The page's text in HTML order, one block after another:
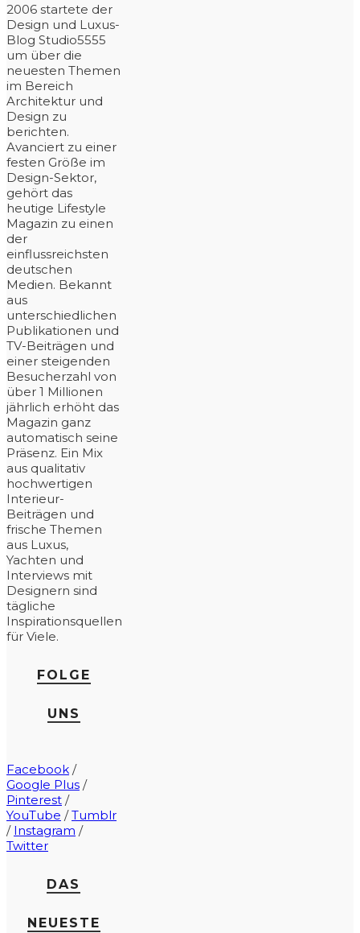
2006 startete der
Design und Luxus-
Blog Studio5555
um über die
neuesten Themen
im Bereich
Architektur und
Design zu
berichten.
Avanciert zu einer
festen Größe im
Design-Sektor,
gehört das
heutige Lifestyle
Magazin zu einen
der
einflussreichsten
deutschen
Medien. Bekannt
aus
unterschiedlichen
Publikationen und
TV-Beiträgen und
einer steigenden
Besucherzahl von
über 1 Millionen
jährlich erhöht das
Magazin ganz
automatisch seine
Präsenz. Ein Mix
aus qualitativ
hochwertigen
Interieur-
Beiträgen und
frische Themen
aus Luxus,
Yachten und
Interviews mit
Designern sind
tägliche
Inspirationsquellen
für Viele.
FOLGE
UNS
Facebook /
Google Plus /
Pinterest /
YouTube /Tumblr
/ Instagram /
Twitter
DAS
NEUESTE